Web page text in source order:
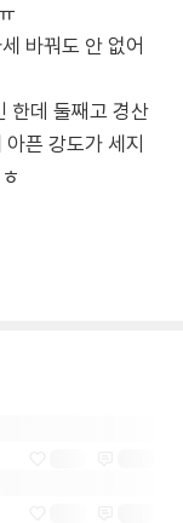
바꿔도 안 없어
한데 둘째고 경산
픈 강도가 세지